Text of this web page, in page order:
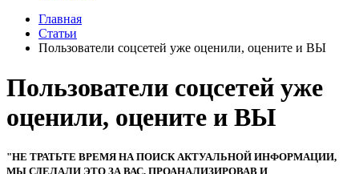
Главная
Статьи
Пользователи соцсетей уже оценили, оцените и ВЫ
Пользователи соцсетей уже
оценили, оцените и ВЫ
"НЕ ТРАТЬТЕ ВРЕМЯ НА ПОИСК АКТУАЛЬНОЙ ИНФОРМАЦИИ,
МЫ СДЕЛАЛИ ЭТО ЗА ВАС, ПРОАНАЛИЗИРОВАВ И